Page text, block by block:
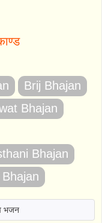
Brij Bhajan
Bhajan
Bhajan
भजन